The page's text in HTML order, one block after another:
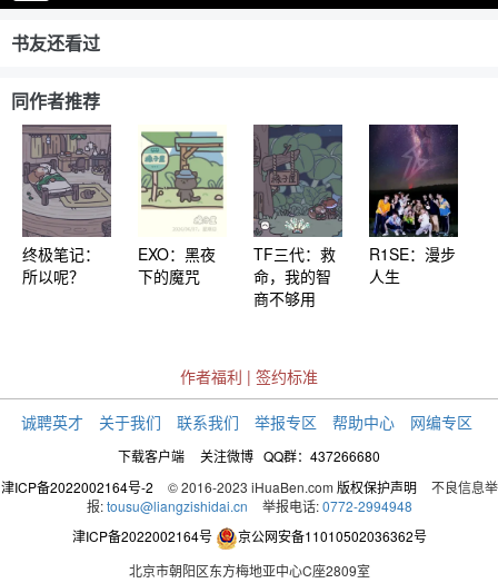
书友还看过
同作者推荐
终极笔记：
所以呢？
EXO：黑夜
下的魔咒
TF三代：救
命，我的智
商不够用
R1SE：漫步
人生
作者福利 | 签约标准
诚聘英才 关于我们 联系我们 举报专区 帮助中心 网编专区
下载客户端 关注微博 QQ群：437266680
津ICP备2022002164号-2
© 2016-2023 iHuaBen.com 版权保护声明
不良信息举
报: tousu@liangzishidai.cn 举报电话: 0772-2994948
津ICP备2022002164号
京公网安备11010502036362号
北京市朝阳区东方梅地亚中心C座2809室